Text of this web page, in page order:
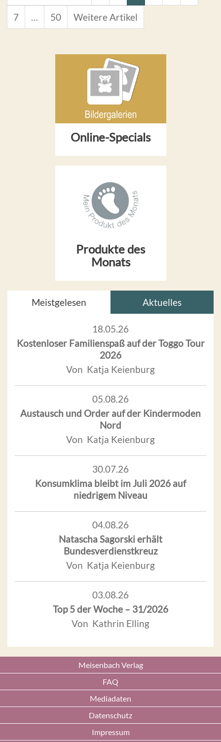
7 … 50 Weitere Artikel
Online-Specials
Produkte des
Monats
Meistgelesen Aktuelles
18.05.26
Kostenloser Familienspaß auf der Toggo Tour
2026
Von Katja Keienburg
05.08.26
Austausch und Order auf der Kindermoden
Nord
Von Katja Keienburg
30.07.26
Konsumklima bleibt im Juli 2026 auf
niedrigem Niveau
04.08.26
Natascha Sagorski erhält
Bundesverdienstkreuz
Von Katja Keienburg
03.08.26
Top 5 der Woche – 31/2026
Von Kathrin Elling
Meisenbach Verlag
FAQ
Mediadaten
Datenschutz
Impressum